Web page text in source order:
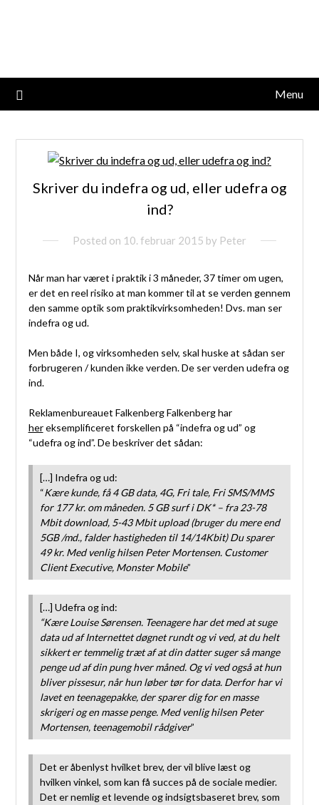
Menu
Skriver du indefra og ud, eller udefra og
ind?
Posted on 10. februar 2015 by Peter
Når man har været i praktik i 3 måneder, 37 timer om ugen,
er det en reel risiko at man kommer til at se verden gennem
den samme optik som praktikvirksomheden! Dvs. man ser
indefra og ud.
Men både I, og virksomheden selv, skal huske at sådan ser
forbrugeren / kunden ikke verden. De ser verden udefra og
ind.
Reklamenbureauet Falkenberg Falkenberg har
hereksemplificeret forskellen på “indefra og ud” og
“udefra og ind”. De beskriver det sådan:
[…] Indefra og ud:
“Kære kunde, få 4 GB data, 4G, Fri tale, Fri SMS/MMS
for 177 kr. om måneden. 5 GB surf i DK* – fra 23-78
Mbit download, 5-43 Mbit upload (bruger du mere end
5GB /md., falder hastigheden til 14/14Kbit) Du sparer
49 kr. Med venlig hilsen Peter Mortensen. Customer
Client Executive, Monster Mobile”
[…] Udefra og ind:
“Kære Louise Sørensen. Teenagere har det med at suge
data ud af Internettet døgnet rundt og vi ved, at du helt
sikkert er temmelig træt af at din datter suger så mange
penge ud af din pung hver måned. Og vi ved også at hun
bliver pissesur, når hun løber tør for data. Derfor har vi
lavet en teenagepakke, der sparer dig for en masse
skrigeri og en masse penge. Med venlig hilsen Peter
Mortensen, teenagemobil rådgiver”
Det er åbenlyst hvilket brev, der vil blive læst og
hvilken vinkel, som kan få succes på de sociale medier.
Det er nemlig et levende og indsigtsbaseret brev, som